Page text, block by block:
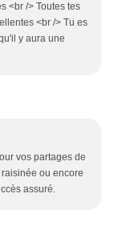
<br /> Toutes tes
<br /> Tu es
y aura une
vos partages de
ou encore
assuré.